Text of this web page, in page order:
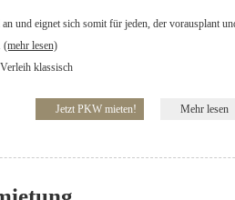
und eignet sich somit für jeden, der vorausplant
(mehr lesen)
Verleih klassisch
Jetzt PKW mieten! Mehr lesen